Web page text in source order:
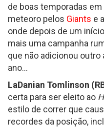
de boas temporadas em
meteoro pelos Giants e
onde depois de um
mais uma campanha
que não adicionou outro
ano...
LaDanian Tomlinson
certa para ser eleito ao
estilo de correr que
recordes da posição,